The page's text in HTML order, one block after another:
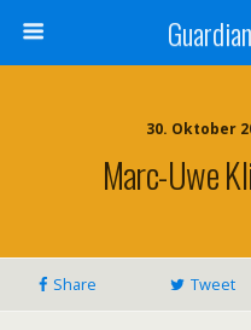
30. Oktober
Marc-Uwe
Share Tweet